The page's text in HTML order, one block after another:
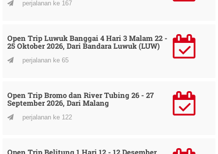
perjalanan ke 167
Open Trip Luwuk Banggai 4 Hari 3 Malam 22 -
25 Oktober 2026, Dari Bandara Luwuk (LUW)
perjalanan ke 65
Open Trip Bromo dan River Tubing 26 - 27
September 2026, Dari Malang
perjalanan ke 122
Open Trip Belitung 1 Hari 12 - 12 Desember